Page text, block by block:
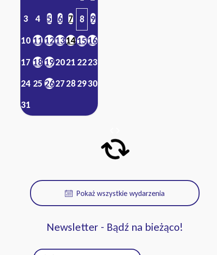
3
4 5 6 7 8 9
10 111213141516
17 18192021 2223
24 25 2627282930
31
Pokaż wszystkie wydarzenia
Newsletter - Bądź na bieżąco!